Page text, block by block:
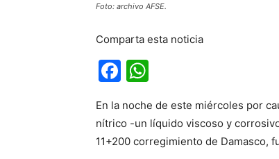
Foto: archivo AFSE.
Comparta esta noticia
Facebook
En la noche de este miércoles por
nítrico -un líquido viscoso y
11+200 corregimiento de Damasco,